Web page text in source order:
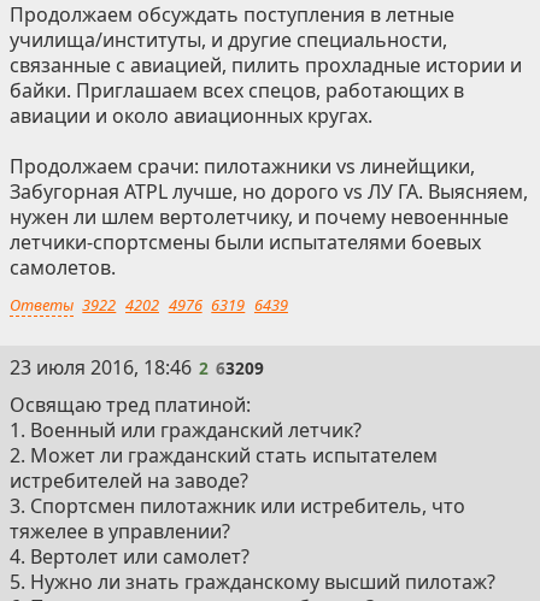
Продолжаем обсуждать поступления в летные
училища/институты, и другие специальности,
связанные с авиацией, пилить прохладные истории и
байки. Приглашаем всех спецов, работающих в
авиации и около авиационных кругах.
Продолжаем срачи: пилотажники vs линейщики,
Забугорная ATPL лучше, но дорого vs ЛУ ГА. Выясняем,
нужен ли шлем вертолетчику, и почему невоеннные
летчики-спортсмены были испытателями боевых
самолетов.
Ответы 3922 4202 4976 6319 6439
2
23 июля 2016, 18:46 2 63209
Освящаю тред платиной:
1. Военный или гражданский летчик?
2. Может ли гражданский стать испытателем
истребителей на заводе?
3. Спортсмен пилотажник или истребитель, что
тяжелее в управлении?
4. Вертолет или самолет?
5. Нужно ли знать гражданскому высший пилотаж?